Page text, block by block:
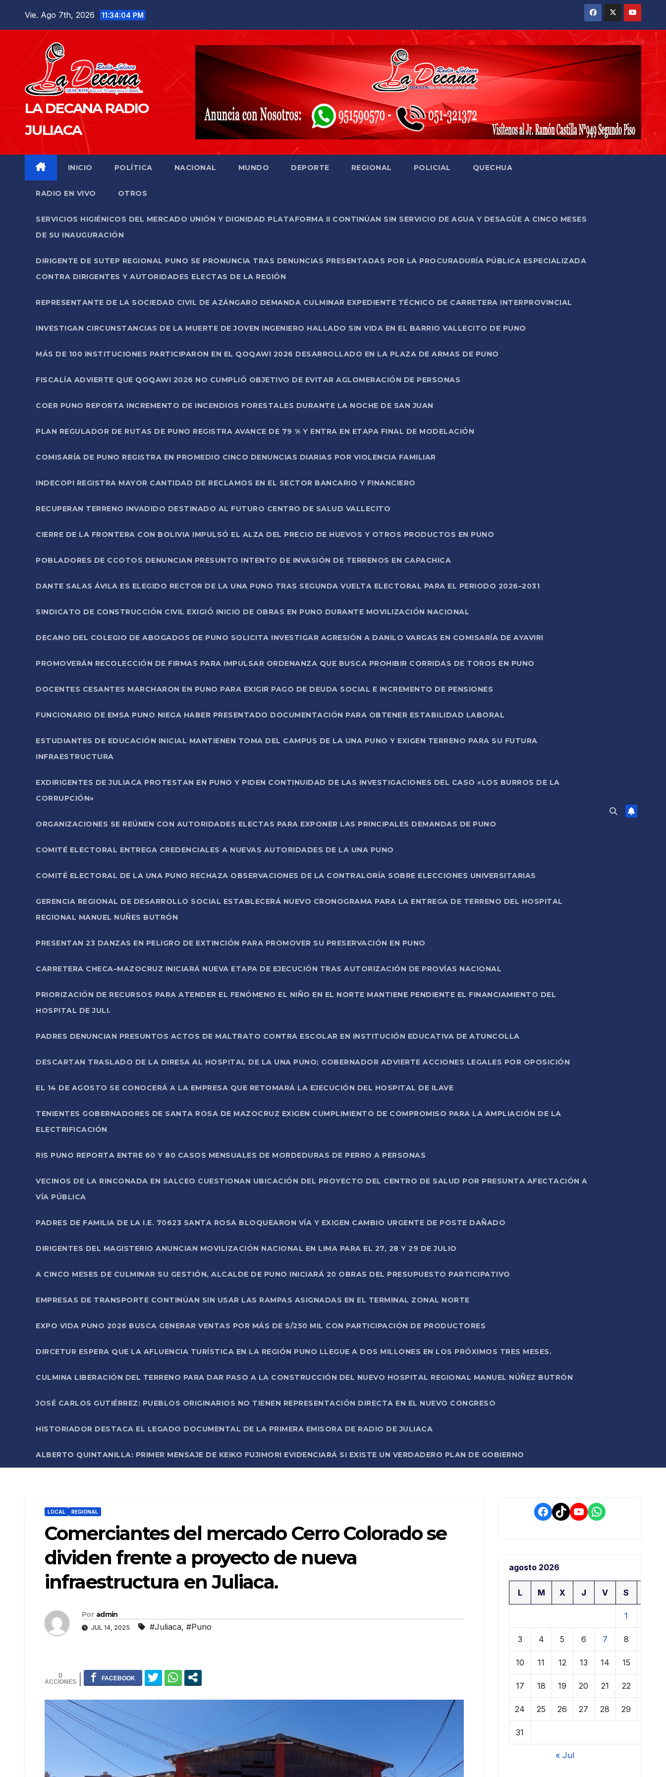
Vie. Ago 7th, 2026 11:34:06 PM
LA DECANA RADIO
JULIACA
INICIO POLÍTICA NACIONAL MUNDO DEPORTE REGIONAL POLICIAL QUECHUA
RADIO EN VIVO OTROS
SERVICIOS HIGIÉNICOS DEL MERCADO UNIÓN Y DIGNIDAD PLATAFORMA II CONTINÚAN SIN SERVICIO DE AGUA Y DESAGÜE A CINCO MESES
DE SU INAUGURACIÓN
DIRIGENTE DE SUTEP REGIONAL PUNO SE PRONUNCIA TRAS DENUNCIAS PRESENTADAS POR LA PROCURADURÍA PÚBLICA ESPECIALIZADA
CONTRA DIRIGENTES Y AUTORIDADES ELECTAS DE LA REGIÓN
REPRESENTANTE DE LA SOCIEDAD CIVIL DE AZÁNGARO DEMANDA CULMINAR EXPEDIENTE TÉCNICO DE CARRETERA INTERPROVINCIAL
INVESTIGAN CIRCUNSTANCIAS DE LA MUERTE DE JOVEN INGENIERO HALLADO SIN VIDA EN EL BARRIO VALLECITO DE PUNO
MÁS DE 100 INSTITUCIONES PARTICIPARON EN EL QOQAWI 2026 DESARROLLADO EN LA PLAZA DE ARMAS DE PUNO
FISCALÍA ADVIERTE QUE QOQAWI 2026 NO CUMPLIÓ OBJETIVO DE EVITAR AGLOMERACIÓN DE PERSONAS
COER PUNO REPORTA INCREMENTO DE INCENDIOS FORESTALES DURANTE LA NOCHE DE SAN JUAN
PLAN REGULADOR DE RUTAS DE PUNO REGISTRA AVANCE DE 79 % Y ENTRA EN ETAPA FINAL DE MODELACIÓN
COMISARÍA DE PUNO REGISTRA EN PROMEDIO CINCO DENUNCIAS DIARIAS POR VIOLENCIA FAMILIAR
INDECOPI REGISTRA MAYOR CANTIDAD DE RECLAMOS EN EL SECTOR BANCARIO Y FINANCIERO
RECUPERAN TERRENO INVADIDO DESTINADO AL FUTURO CENTRO DE SALUD VALLECITO
CIERRE DE LA FRONTERA CON BOLIVIA IMPULSÓ EL ALZA DEL PRECIO DE HUEVOS Y OTROS PRODUCTOS EN PUNO
POBLADORES DE CCOTOS DENUNCIAN PRESUNTO INTENTO DE INVASIÓN DE TERRENOS EN CAPACHICA
DANTE SALAS ÁVILA ES ELEGIDO RECTOR DE LA UNA PUNO TRAS SEGUNDA VUELTA ELECTORAL PARA EL PERIODO 2026–2031
SINDICATO DE CONSTRUCCIÓN CIVIL EXIGIÓ INICIO DE OBRAS EN PUNO DURANTE MOVILIZACIÓN NACIONAL
DECANO DEL COLEGIO DE ABOGADOS DE PUNO SOLICITA INVESTIGAR AGRESIÓN A DANILO VARGAS EN COMISARÍA DE AYAVIRI
PROMOVERÁN RECOLECCIÓN DE FIRMAS PARA IMPULSAR ORDENANZA QUE BUSCA PROHIBIR CORRIDAS DE TOROS EN PUNO
DOCENTES CESANTES MARCHARON EN PUNO PARA EXIGIR PAGO DE DEUDA SOCIAL E INCREMENTO DE PENSIONES
FUNCIONARIO DE EMSA PUNO NIEGA HABER PRESENTADO DOCUMENTACIÓN PARA OBTENER ESTABILIDAD LABORAL
ESTUDIANTES DE EDUCACIÓN INICIAL MANTIENEN TOMA DEL CAMPUS DE LA UNA PUNO Y EXIGEN TERRENO PARA SU FUTURA
INFRAESTRUCTURA
EXDIRIGENTES DE JULIACA PROTESTAN EN PUNO Y PIDEN CONTINUIDAD DE LAS INVESTIGACIONES DEL CASO «LOS BURROS DE LA
CORRUPCIÓN»
ORGANIZACIONES SE REÚNEN CON AUTORIDADES ELECTAS PARA EXPONER LAS PRINCIPALES DEMANDAS DE PUNO
COMITÉ ELECTORAL ENTREGA CREDENCIALES A NUEVAS AUTORIDADES DE LA UNA PUNO
COMITÉ ELECTORAL DE LA UNA PUNO RECHAZA OBSERVACIONES DE LA CONTRALORÍA SOBRE ELECCIONES UNIVERSITARIAS
GERENCIA REGIONAL DE DESARROLLO SOCIAL ESTABLECERÁ NUEVO CRONOGRAMA PARA LA ENTREGA DE TERRENO DEL HOSPITAL
REGIONAL MANUEL NUÑES BUTRÓN
PRESENTAN 23 DANZAS EN PELIGRO DE EXTINCIÓN PARA PROMOVER SU PRESERVACIÓN EN PUNO
CARRETERA CHECA–MAZOCRUZ INICIARÁ NUEVA ETAPA DE EJECUCIÓN TRAS AUTORIZACIÓN DE PROVÍAS NACIONAL
PRIORIZACIÓN DE RECURSOS PARA ATENDER EL FENÓMENO EL NIÑO EN EL NORTE MANTIENE PENDIENTE EL FINANCIAMIENTO DEL
HOSPITAL DE JULI.
PADRES DENUNCIAN PRESUNTOS ACTOS DE MALTRATO CONTRA ESCOLAR EN INSTITUCIÓN EDUCATIVA DE ATUNCOLLA
DESCARTAN TRASLADO DE LA DIRESA AL HOSPITAL DE LA UNA PUNO; GOBERNADOR ADVIERTE ACCIONES LEGALES POR OPOSICIÓN
EL 14 DE AGOSTO SE CONOCERÁ A LA EMPRESA QUE RETOMARÁ LA EJECUCIÓN DEL HOSPITAL DE ILAVE
TENIENTES GOBERNADORES DE SANTA ROSA DE MAZOCRUZ EXIGEN CUMPLIMIENTO DE COMPROMISO PARA LA AMPLIACIÓN DE LA
ELECTRIFICACIÓN
RIS PUNO REPORTA ENTRE 60 Y 80 CASOS MENSUALES DE MORDEDURAS DE PERRO A PERSONAS
VECINOS DE LA RINCONADA EN SALCEO CUESTIONAN UBICACIÓN DEL PROYECTO DEL CENTRO DE SALUD POR PRESUNTA AFECTACIÓN A
VÍA PÚBLICA
PADRES DE FAMILIA DE LA I.E. 70623 SANTA ROSA BLOQUEARON VÍA Y EXIGEN CAMBIO URGENTE DE POSTE DAÑADO
DIRIGENTES DEL MAGISTERIO ANUNCIAN MOVILIZACIÓN NACIONAL EN LIMA PARA EL 27, 28 Y 29 DE JULIO
A CINCO MESES DE CULMINAR SU GESTIÓN, ALCALDE DE PUNO INICIARÁ 20 OBRAS DEL PRESUPUESTO PARTICIPATIVO
EMPRESAS DE TRANSPORTE CONTINÚAN SIN USAR LAS RAMPAS ASIGNADAS EN EL TERMINAL ZONAL NORTE
EXPO VIDA PUNO 2026 BUSCA GENERAR VENTAS POR MÁS DE S/250 MIL CON PARTICIPACIÓN DE PRODUCTORES
DIRCETUR ESPERA QUE LA AFLUENCIA TURÍSTICA EN LA REGIÓN PUNO LLEGUE A DOS MILLONES EN LOS PRÓXIMOS TRES MESES.
CULMINA LIBERACIÓN DEL TERRENO PARA DAR PASO A LA CONSTRUCCIÓN DEL NUEVO HOSPITAL REGIONAL MANUEL NÚÑEZ BUTRÓN
JOSÉ CARLOS GUTIÉRREZ: PUEBLOS ORIGINARIOS NO TIENEN REPRESENTACIÓN DIRECTA EN EL NUEVO CONGRESO
HISTORIADOR DESTACA EL LEGADO DOCUMENTAL DE LA PRIMERA EMISORA DE RADIO DE JULIACA
ALBERTO QUINTANILLA: PRIMER MENSAJE DE KEIKO FUJIMORI EVIDENCIARÁ SI EXISTE UN VERDADERO PLAN DE GOBIERNO
LOCAL REGIONAL
Comerciantes del mercado Cerro Colorado se
dividen frente a proyecto de nueva
infraestructura en Juliaca.
Por admin
JUL 14, 2025 #Juliaca, #Puno
0
Facebook
TikTokYouTube
WhatsApp
agosto 2026
L M X J V S
1
3 4 5 6 7 8
10 11 12 13 14 15
17 18 19 20 21 22
24 25 26 27 28 29
31
« Jul